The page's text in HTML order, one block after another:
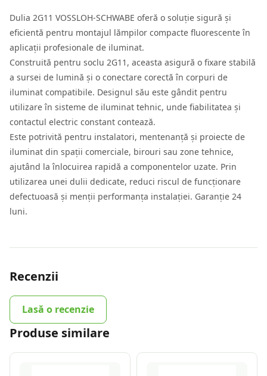
Dulia 2G11 VOSSLOH-SCHWABE oferă o soluție sigură și
eficientă pentru montajul lămpilor compacte fluorescente în
aplicații profesionale de iluminat.
Construită pentru soclu 2G11, aceasta asigură o fixare stabilă
a sursei de lumină și o conectare corectă în corpuri de
iluminat compatibile. Designul său este gândit pentru
utilizare în sisteme de iluminat tehnic, unde fiabilitatea și
contactul electric constant contează.
Este potrivită pentru instalatori, mentenanță și proiecte de
iluminat din spații comerciale, birouri sau zone tehnice,
ajutând la înlocuirea rapidă a componentelor uzate. Prin
utilizarea unei dulii dedicate, reduci riscul de funcționare
defectuoasă și menții performanța instalației. Garanție 24
luni.
Recenzii
Lasă o recenzie
Produse similare